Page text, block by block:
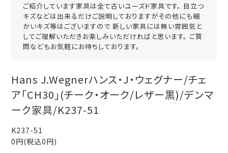
ご紹介しています家具は全て古いユーズド家具です。 目立つ
キズなどは出来るだけご説明しておりますがその他にも細
かいキズ等はございますので 新しい家具には無い雰囲気と
してご理解いただきお楽しみいただければと思います。 ご質
問などもお気軽にお待ちしております。
Hans J.Wegnerハンス・J・ウェグナー/チェ
ア「CH30」(チーク・オーク/レザー黒)/デンマ
ーク家具/K237-51
K237-51
0円(税込0円)